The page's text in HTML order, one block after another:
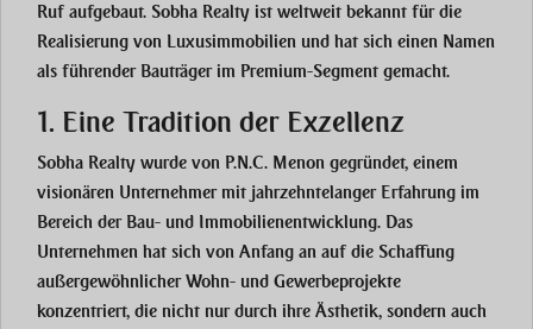
Ruf aufgebaut. Sobha Realty ist weltweit bekannt für die
Realisierung von Luxusimmobilien und hat sich einen Namen
als führender Bauträger im Premium-Segment gemacht.
1. Eine Tradition der Exzellenz
Sobha Realty wurde von P.N.C. Menon gegründet, einem
visionären Unternehmer mit jahrzehntelanger Erfahrung im
Bereich der Bau- und Immobilienentwicklung. Das
Unternehmen hat sich von Anfang an auf die Schaffung
außergewöhnlicher Wohn- und Gewerbeprojekte
konzentriert, die nicht nur durch ihre Ästhetik, sondern auch